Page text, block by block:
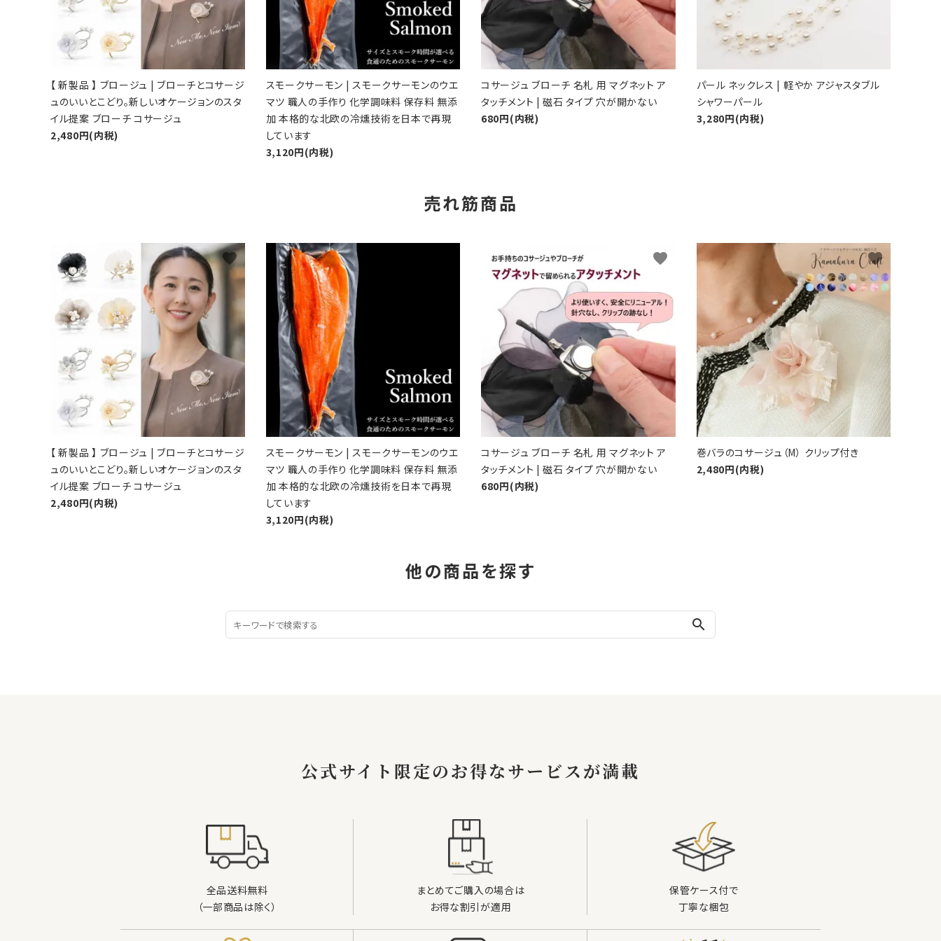
【 新製品 】 ブロージュ | ブローチとコサージ
ュのいいとこどり。新しいオケージョンのスタ
イル提案 ブローチ コサージュ
2,480円(内税)
スモークサーモン | スモークサーモンのウエ
マツ 職人の手作り 化学調味料 保存料 無添
加 本格的な北欧の冷燻技術を日本で再現
しています
3,120円(内税)
コサージュ ブローチ 名札 用 マグネット ア
タッチメント | 磁石 タイプ 穴が開かない
680円(内税)
パール ネックレス | 軽やか アジャスタブル
シャワーパール
3,280円(内税)
売れ筋商品
【 新製品 】 ブロージュ | ブローチとコサージ
ュのいいとこどり。新しいオケージョンのスタ
イル提案 ブローチ コサージュ
2,480円(内税)
favorite
スモークサーモン | スモークサーモンのウエ
マツ 職人の手作り 化学調味料 保存料 無添
加 本格的な北欧の冷燻技術を日本で再現
しています
3,120円(内税)
コサージュ ブローチ 名札 用 マグネット ア
タッチメント | 磁石 タイプ 穴が開かない
680円(内税)
favorite
巻バラのコサージュ（M） クリップ付き
2,480円(内税)
favorite
他の商品を探す
search
公式サイト限定のお得なサービスが満載
全品送料無料
（一部商品は除く）
まとめてご購入の場合は
お得な割引が適用
保管ケース付で
丁寧な梱包